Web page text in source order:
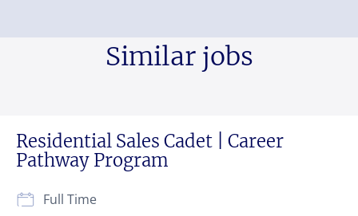
Similar jobs
Residential Sales Cadet | Career
Pathway Program
Full Time